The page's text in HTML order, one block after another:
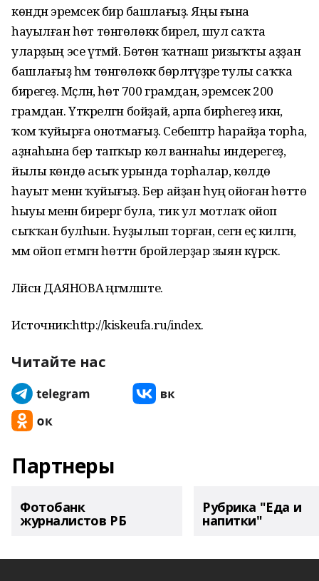
көндән эремсек бирә башлағыҙ. Яңы ғына
һауылған һөт төнгөлөккә бирелә, шул саҡта
уларҙың эсе үтмәй. Бөтөн ҡатнаш ризыҡты аҙҙан
башлағыҙ һәм төнгөлөккә бөрләтәүҙәре тулы саҡҡа
бирегеҙ. Мәҫәлән, һөт 700 грамдан, эремсек 200
грамдан. Үткәрелгән бойҙай, арпа бирәһегеҙ икән,
ҡом ҡуйырға онотмағыҙ. Себештәр һарайҙа торһа,
аҙнаһына бер тапҡыр көл ваннаһы индерегеҙ,
йылы көндө асыҡ урында торһалар, көлдө
һауыт менән ҡуйығыҙ. Бер айҙан һуң ойоған һөттө
һыуы менән бирергә була, тик ул мотлаҡ ойоп
сыҡҡан булһын. Һуҙылып торған, әсегән еҫ килгән,
әммә ойоп етмәгән һөттән бройлерҙар зыян күрәсәк.
Ләйсән ДАЯНОВА әңгәмәләште.
Источник:http://kiskeufa.ru/index.
Читайте нас
Партнеры
Фотобанк
журналистов РБ
Рубрика "Еда и
напитки"